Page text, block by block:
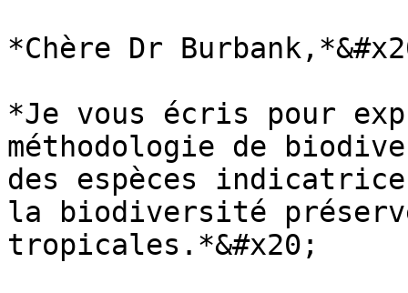
*Chère Dr
*Je vous écris pour
méthodologie de
des espèces
la biodiversité
tropicales.*&#x20;